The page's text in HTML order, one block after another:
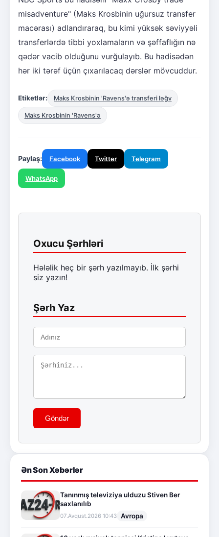
misadventure" (Maks Krosbinin uğursuz transfer
macərası) adlandıraraq, bu kimi yüksək səviyyəli
transferlərdə tibbi yoxlamaların və şəffaflığın nə
qədər vacib olduğunu vurğulayıb. Bu hadisədən
hər iki tərəf üçün çıxarılacaq dərslər mövcuddur.
Etiketlər: Maks Krosbinin 'Ravens'ə transferi ləğv
Maks Krosbinin 'Ravens'ə
Paylaş: Facebook Twitter Telegram
WhatsApp
Oxucu Şərhləri
Hələlik heç bir şərh yazılmayıb. İlk şərhi
siz yazın!
Şərh Yaz
Göndər
Ən Son Xəbərlər
Tanınmış televiziya ulduzu Stiven Ber
saxlanılıb
07.Avqust.2026 10:43 Avropa